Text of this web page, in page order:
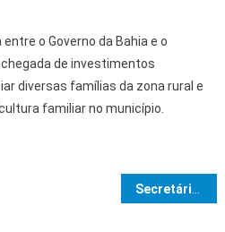
o Governo da Bahia e o
de investimentos
diversas famílias da zona rural e
familiar no município.